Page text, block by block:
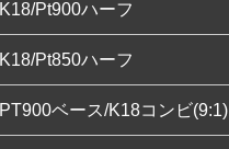
K18/Pt900ハーフ
K18/Pt850ハーフ
PT900ベース/K18コンビ(9:1)